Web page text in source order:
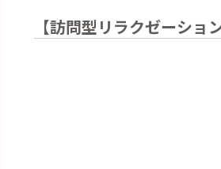
【訪問型リラクゼーシ